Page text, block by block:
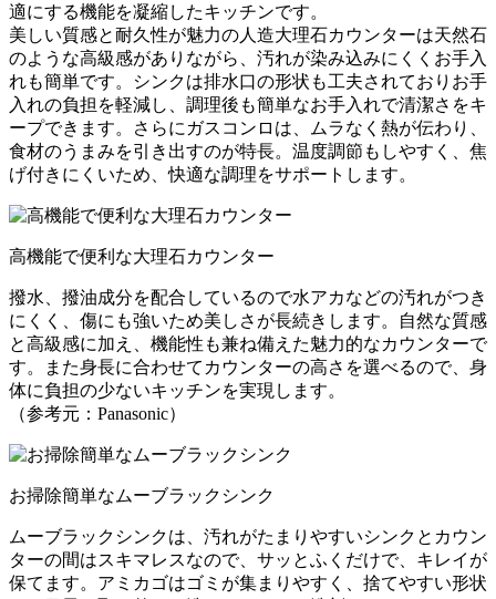
適にする機能を凝縮したキッチンです。
美しい質感と耐久性が魅力の人造大理石カウンターは天然石
のような高級感がありながら、汚れが染み込みにくくお手入
れも簡単です。シンクは排水口の形状も工夫されておりお手
入れの負担を軽減し、調理後も簡単なお手入れで清潔さをキ
ープできます。さらにガスコンロは、ムラなく熱が伝わり、
食材のうまみを引き出すのが特長。温度調節もしやすく、焦
げ付きにくいため、快適な調理をサポートします。
高機能で便利な大理石カウンター
撥水、撥油成分を配合しているので水アカなどの汚れがつき
にくく、傷にも強いため美しさが長続きします。自然な質感
と高級感に加え、機能性も兼ね備えた魅力的なカウンターで
す。また身長に合わせてカウンターの高さを選べるので、身
体に負担の少ないキッチンを実現します。
（参考元：Panasonic）
お掃除簡単なムーブラックシンク
ムーブラックシンクは、汚れがたまりやすいシンクとカウン
ターの間はスキマレスなので、サッとふくだけで、キレイが
保てます。アミカゴはゴミが集まりやすく、捨てやすい形状